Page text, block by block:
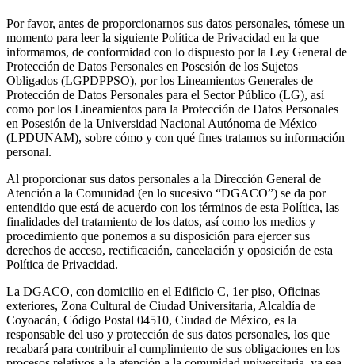
Por favor, antes de proporcionarnos sus datos personales, tómese un
momento para leer la siguiente Política de Privacidad en la que
informamos, de conformidad con lo dispuesto por la Ley General de
Protección de Datos Personales en Posesión de los Sujetos
Obligados (LGPDPPSO), por los Lineamientos Generales de
Protección de Datos Personales para el Sector Público (LG), así
como por los Lineamientos para la Protección de Datos Personales
en Posesión de la Universidad Nacional Autónoma de México
(LPDUNAM), sobre cómo y con qué fines tratamos su información
personal.
Al proporcionar sus datos personales a la Dirección General de
Atención a la Comunidad (en lo sucesivo “DGACO”) se da por
entendido que está de acuerdo con los términos de esta Política, las
finalidades del tratamiento de los datos, así como los medios y
procedimiento que ponemos a su disposición para ejercer sus
derechos de acceso, rectificación, cancelación y oposición de esta
Política de Privacidad.
La DGACO, con domicilio en el Edificio C, 1er piso, Oficinas
exteriores, Zona Cultural de Ciudad Universitaria, Alcaldía de
Coyoacán, Código Postal 04510, Ciudad de México, es la
responsable del uso y protección de sus datos personales, los que
recabará para contribuir al cumplimiento de sus obligaciones en los